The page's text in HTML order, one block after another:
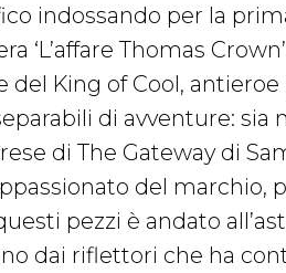
indossando per la
‘L’affare Thomas
del King of Cool,
di avventure: sia
di The Gateway di
del marchio,
pezzi è andato
dai riflettori che ha